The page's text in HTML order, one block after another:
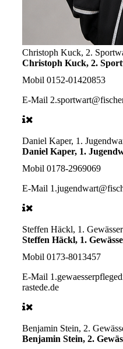
Christoph Kuck, 2.
Christoph Kuck, 2.
Mobil 0152-01420853
E-Mail
Daniel Kaper, 1.
Daniel Kaper, 1.
Mobil 0178-2969069
E-Mail
Steffen Häckl, 1.
Steffen Häckl, 1.
Mobil 0173-8013457
E-Mail
rastede.de
Benjamin Stein, 2.
Benjamin Stein, 2.